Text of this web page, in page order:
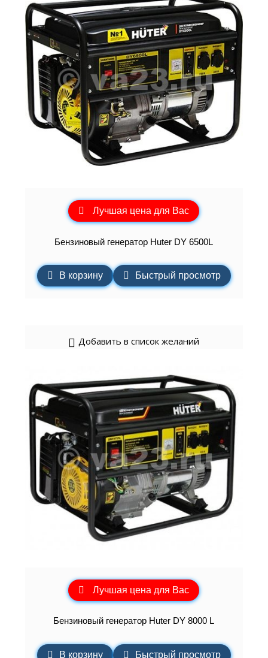
Лучшая цена для Вас
Бензиновый генератор Huter DY 6500L
В корзину Быстрый просмотр
Добавить в список желаний
Лучшая цена для Вас
Бензиновый генератор Huter DY 8000 L
В корзину Быстрый просмотр